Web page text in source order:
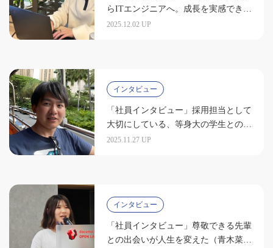
らITエンジニアへ。成長を実感できる
環境（髙野真依）
2025.12.02 UP
インタビュー
「社員インタビュー」採用担当として
大切にしている、等身大の学生との出
会い（杉本直哉）
2025.11.27 UP
インタビュー
「社員インタビュー」尊敬できる先輩
との出会いが人生を変えた（青木菜